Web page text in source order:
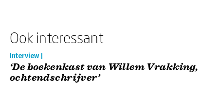
Ook interessant
Interview |
‘De boekenkast van Willem Vrakking,
ochtendschrijver’